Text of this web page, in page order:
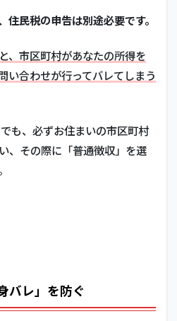
住民税の申告は別途必要です。
、市区町村があなたの所得を
い合わせが行ってバレてしまう
も、必ずお住まいの市区町村
、その際に「普通徴収」を選
バレ」を防ぐ